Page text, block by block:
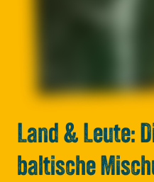
Land & Leute:
baltische